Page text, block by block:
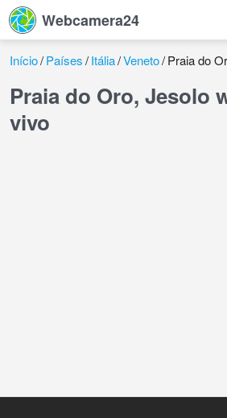
Webcamera24
Início Países Itália Veneto Praia do
Praia do Oro, Jesolo
vivo